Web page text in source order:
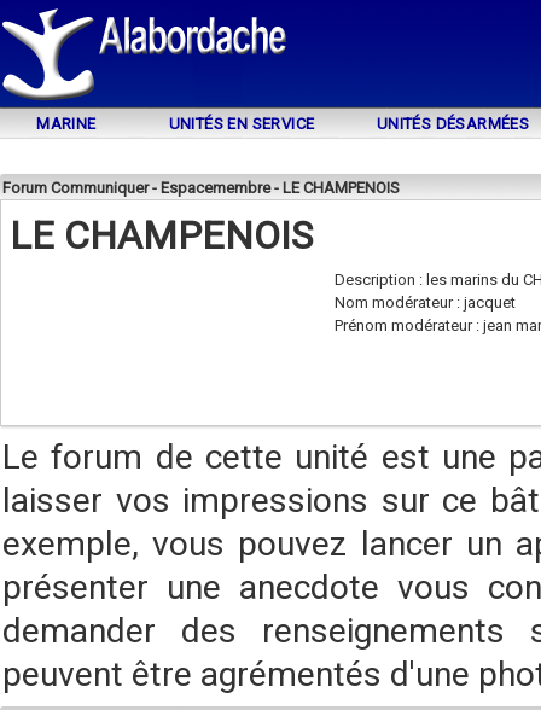
MARINE UNITÉS EN SERVICE UNITÉS DÉSARMÉES
Forum Communiquer - Espacemembre - LE CHAMPENOIS
LE CHAMPENOIS
Description : les marins du
Nom modérateur : jacquet
Prénom modérateur : jean
Le forum de cette unité est une
laisser vos impressions sur ce
exemple, vous pouvez lancer un
présenter une anecdote vous
demander des
peuvent être agrémentés d'une